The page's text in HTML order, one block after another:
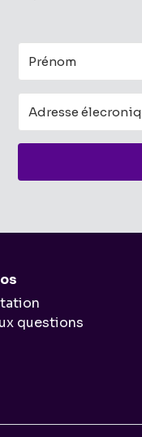
questions